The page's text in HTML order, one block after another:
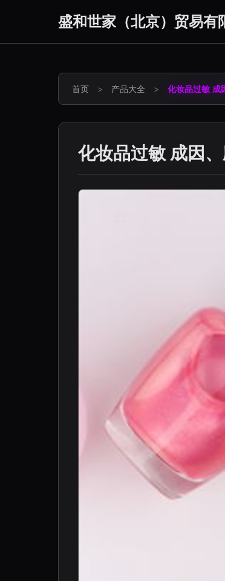
盛和世家（北京）贸易有
首页 > 产品大全 > 化妆品过敏 成
化妆品过敏 成因